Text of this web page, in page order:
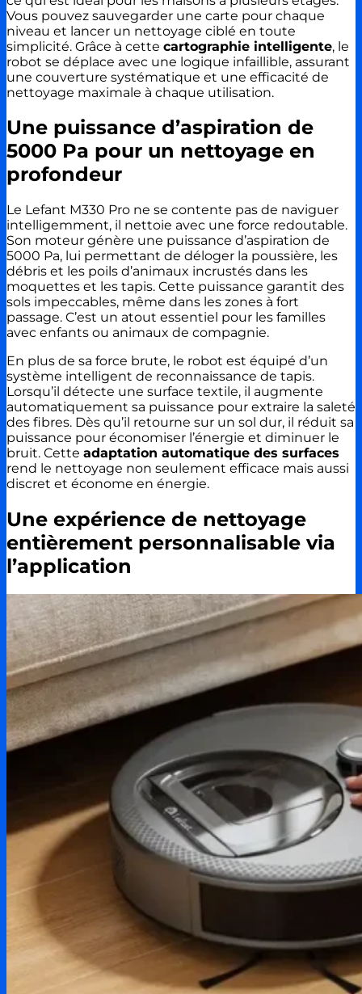
Vous pouvez sauvegarder une carte pour chaque
niveau et lancer un nettoyage ciblé en toute
simplicité. Grâce à cette cartographie intelligente, le
robot se déplace avec une logique infaillible, assurant
une couverture systématique et une efficacité de
nettoyage maximale à chaque utilisation.
Une puissance d’aspiration de
5000 Pa pour un nettoyage en
profondeur
Le Lefant M330 Pro ne se contente pas de naviguer
intelligemment, il nettoie avec une force redoutable.
Son moteur génère une puissance d’aspiration de
5000 Pa, lui permettant de déloger la poussière, les
débris et les poils d’animaux incrustés dans les
moquettes et les tapis. Cette puissance garantit des
sols impeccables, même dans les zones à fort
passage. C’est un atout essentiel pour les familles
avec enfants ou animaux de compagnie.
En plus de sa force brute, le robot est équipé d’un
système intelligent de reconnaissance de tapis.
Lorsqu’il détecte une surface textile, il augmente
automatiquement sa puissance pour extraire la saleté
des fibres. Dès qu’il retourne sur un sol dur, il réduit sa
puissance pour économiser l’énergie et diminuer le
bruit. Cette adaptation automatique des surfaces
rend le nettoyage non seulement efficace mais aussi
discret et économe en énergie.
Une expérience de nettoyage
entièrement personnalisable via
l’application